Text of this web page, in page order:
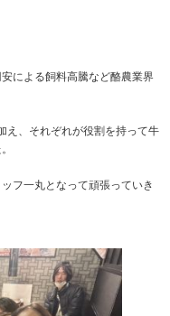
による飼料高騰など酪農業界
え、それぞれが役割を持って牛
フ一丸となって頑張っていき